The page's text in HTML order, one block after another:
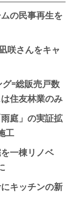
の民事再生を
咲さんをキャ
=総販売戸数
住友林業のみ
庭」の実証拡
工
一棟リノベ
キッチンの新